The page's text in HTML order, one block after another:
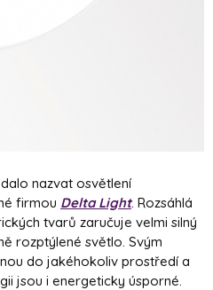
nazvat osvětlení
firmou Delta Light. Rozsáhlá
tvarů zaručuje velmi silný
rozptýlené světlo. Svým
do jakéhokoliv prostředí a
jsou i energeticky úsporné.